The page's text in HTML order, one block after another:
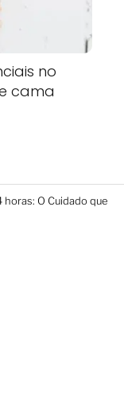
no
cama
O Cuidado que